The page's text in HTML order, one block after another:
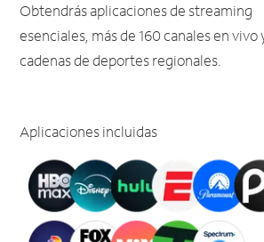
Obtendrás aplicaciones de streaming
esenciales, más de 160 canales en vivo
cadenas de deportes regionales.
Aplicaciones incluidas